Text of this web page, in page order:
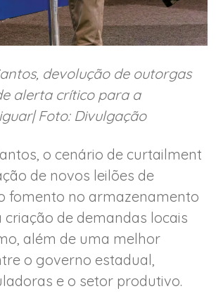
devolução de outorgas
alerta crítico para a
Foto: Divulgação
o cenário de curtailment
de novos leilões de
fomento no armazenamento
criação de demandas locais
além de uma melhor
o governo estadual,
e o setor produtivo.